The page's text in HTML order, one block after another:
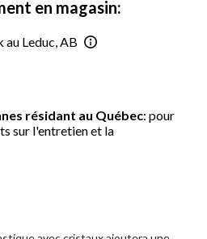
en magasin:
au Leduc, AB
résidant au Québec: pour
sur l'entretien et la